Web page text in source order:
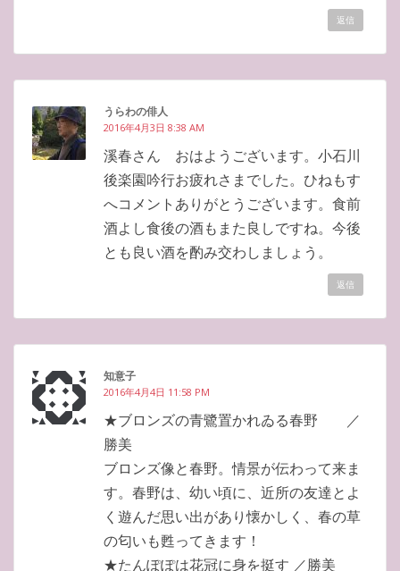
返信
うらわの俳人
2016年4月3日 8:38 AM
溪春さん おはようございます。小石川
後楽園吟行お疲れさまでした。ひねもす
へコメントありがとうございます。食前
酒よし食後の酒もまた良しですね。今後
とも良い酒を酌み交わしましょう。
返信
知意子
2016年4月4日 11:58 PM
★ブロンズの青鷺置かれゐる春野 ／
勝美
ブロンズ像と春野。情景が伝わって来ま
す。春野は、幼い頃に、近所の友達とよ
く遊んだ思い出があり懐かしく、春の草
の匂いも甦ってきます！
★たんぽぽは花冠に身を挺す ／勝美